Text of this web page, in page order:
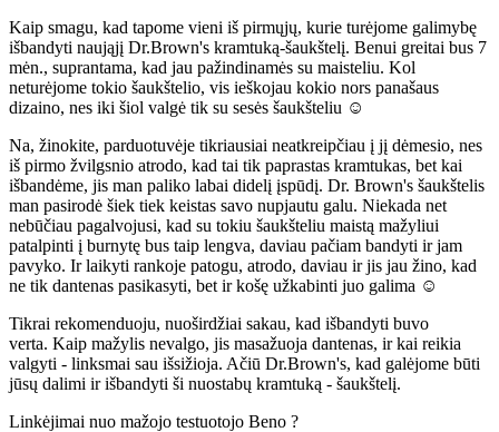
Kaip smagu, kad tapome vieni iš pirmųjų, kurie turėjome galimybę
išbandyti naująjį Dr.Brown's kramtuką-šaukštelį. Benui greitai bus 7
mėn., suprantama, kad jau pažindinamės su maisteliu. Kol
neturėjome tokio šaukštelio, vis ieškojau kokio nors panašaus
dizaino, nes iki šiol valgė tik su sesės šaukšteliu ☺️
Na, žinokite, parduotuvėje tikriausiai neatkreipčiau į jį dėmesio, nes
iš pirmo žvilgsnio atrodo, kad tai tik paprastas kramtukas, bet kai
išbandėme, jis man paliko labai didelį įspūdį. Dr. Brown's šaukštelis
man pasirodė šiek tiek keistas savo nupjautu galu. Niekada net
nebūčiau pagalvojusi, kad su tokiu šaukšteliu maistą mažyliui
patalpinti į burnytę bus taip lengva, daviau pačiam bandyti ir jam
pavyko. Ir laikyti rankoje patogu, atrodo, daviau ir jis jau žino, kad
ne tik dantenas pasikasyti, bet ir košę užkabinti juo galima ☺️
Tikrai rekomenduoju, nuoširdžiai sakau, kad išbandyti buvo
verta. Kaip mažylis nevalgo, jis masažuoja dantenas, ir kai reikia
valgyti - linksmai sau išsižioja. Ačiū Dr.Brown's, kad galėjome būti
jūsų dalimi ir išbandyti ši nuostabų kramtuką - šaukštelį.
Linkėjimai nuo mažojo testuotojo Beno ?